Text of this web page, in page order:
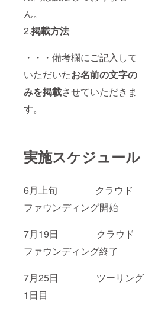
ん。
2.掲載方法
・・・備考欄にご記入して
いただいたお名前の文字の
みを掲載させていただきま
す。
実施スケジュール
6月上旬 クラウド
ファウンディング開始
7月19日 クラウド
ファウンディング終了
7月25日 ツーリング
1日目